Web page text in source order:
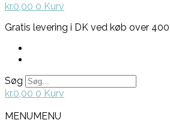
kr.0,00 0 Kurv
Gratis levering i DK ved køb over 400
Søg
kr.0,00 0 Kurv
MENUMENU